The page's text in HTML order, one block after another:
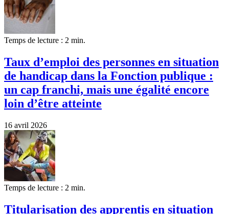
Temps de lecture : 2 min.
Taux d’emploi des personnes en situation
de handicap dans la Fonction publique :
un cap franchi, mais une égalité encore
loin d’être atteinte
16 avril 2026
Temps de lecture : 2 min.
Titularisation des apprentis en situation